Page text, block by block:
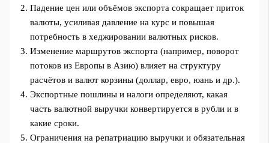
Падение цен или объёмов экспорта сокращает приток
валюты, усиливая давление на курс и повышая
потребность в хеджировании валютных рисков.
Изменение маршрутов экспорта (например, поворот
потоков из Европы в Азию) влияет на структуру
расчётов и валют корзины (доллар, евро, юань и др.).
Экспортные пошлины и налоги определяют, какая
часть валютной выручки конвертируется в рубли и в
какие сроки.
Ограничения на репатриацию выручки и обязательная